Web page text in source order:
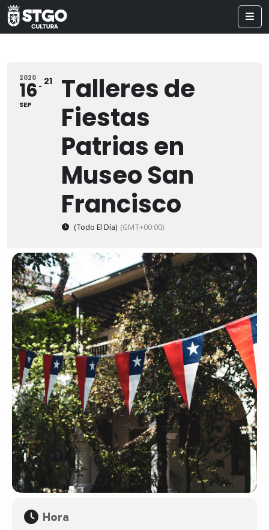
2020
16
SEP
21
Talleres de
Fiestas
Patrias en
Museo San
Francisco
(Todo El Día) (GMT+00:00)
Hora